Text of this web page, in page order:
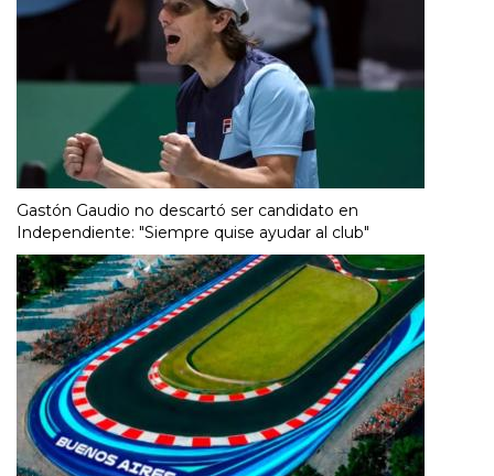
Gastón Gaudio no descartó ser candidato en
Independiente: "Siempre quise ayudar al club"